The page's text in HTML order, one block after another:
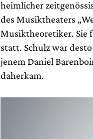
heimlicher
des Musiktheaters
Musiktheoretiker. Sie
statt. Schulz war
jenem Daniel
daherkam.